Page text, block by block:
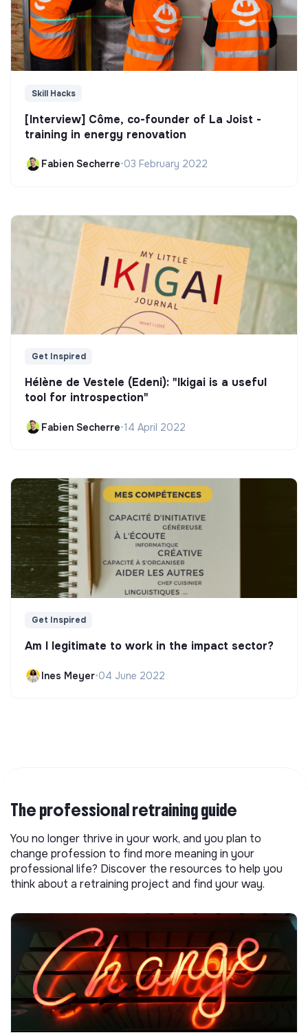
Skill Hacks
[Interview] Côme, co-founder of La Joist -
training in energy renovation
Fabien Secherre•03 February 2022
Get Inspired
Hélène de Vestele (Edeni): "Ikigai is a useful
tool for introspection"
Fabien Secherre•14 April 2022
Get Inspired
Am I legitimate to work in the impact sector?
Ines Meyer•04 June 2022
The professional retraining guide
You no longer thrive in your work, and you plan to
change profession to find more meaning in your
professional life? Discover the resources to help you
think about a retraining project and find your way.